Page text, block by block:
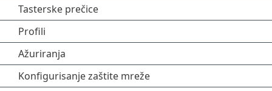
Tasterske prečice
Profili
Ažuriranja
Konfigurisanje zaštite mreže